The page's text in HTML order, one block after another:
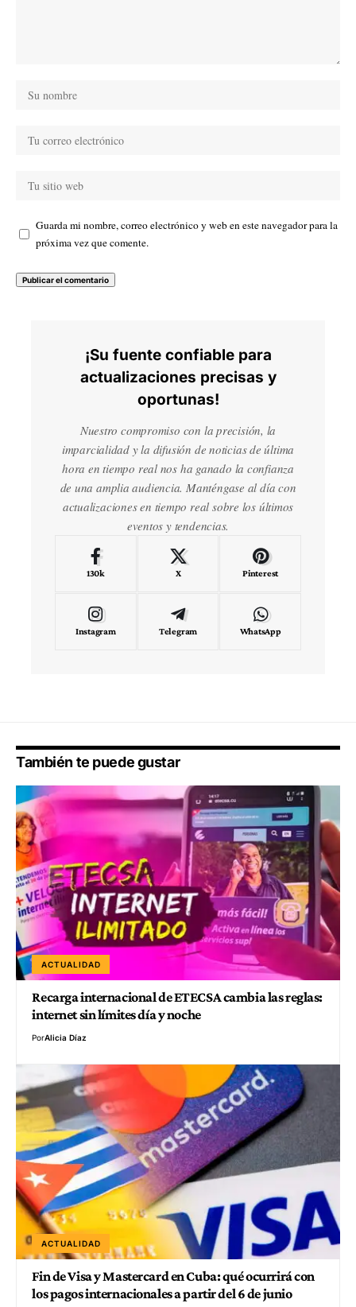
Guarda mi nombre, correo electrónico y web en este navegador para la
próxima vez que comente.
¡Su fuente confiable para
actualizaciones precisas y
oportunas!
Nuestro compromiso con la precisión, la
imparcialidad y la difusión de noticias de última
hora en tiempo real nos ha ganado la confianza
de una amplia audiencia. Manténgase al día con
actualizaciones en tiempo real sobre los últimos
eventos y tendencias.
130k X Pinterest
Instagram Telegram WhatsApp
También te puede gustar
ACTUALIDAD
Recarga internacional de ETECSA cambia las reglas:
internet sin límites día y noche
PorAlicia Díaz
ACTUALIDAD
Fin de Visa y Mastercard en Cuba: qué ocurrirá con
los pagos internacionales a partir del 6 de junio